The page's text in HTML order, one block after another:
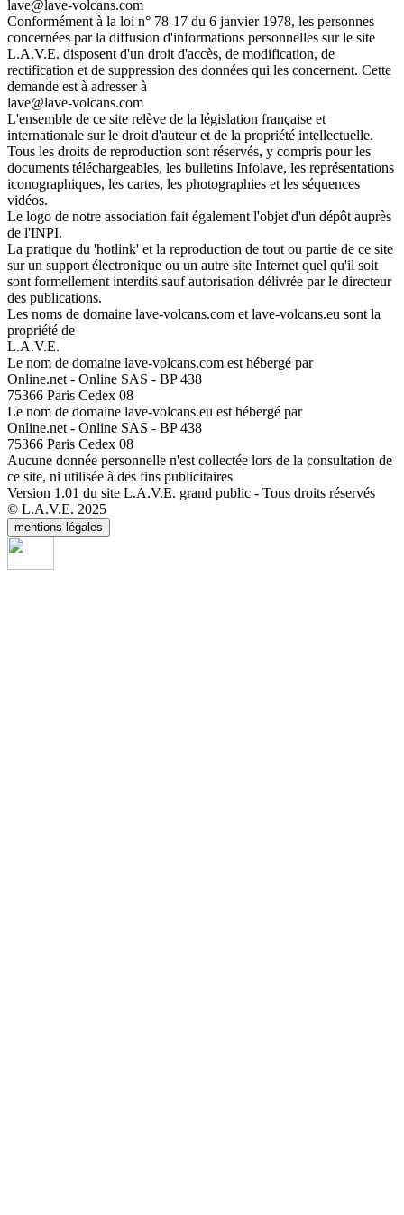
lave@lave-volcans.com
Conformément à la loi n° 78-17 du 6 janvier 1978, les personnes
concernées par la diffusion d'informations personnelles sur le site
L.A.V.E. disposent d'un droit d'accès, de modification, de
rectification et de suppression des données qui les concernent. Cette
demande est à adresser à
lave@lave-volcans.com
L'ensemble de ce site relève de la législation française et
internationale sur le droit d'auteur et de la propriété intellectuelle.
Tous les droits de reproduction sont réservés, y compris pour les
documents téléchargeables, les bulletins Infolave, les représentations
iconographiques, les cartes, les photographies et les séquences
vidéos.
Le logo de notre association fait également l'objet d'un dépôt auprès
de l'INPI.
La pratique du 'hotlink' et la reproduction de tout ou partie de ce site
sur un support électronique ou un autre site Internet quel qu'il soit
sont formellement interdits sauf autorisation délivrée par le directeur
des publications.
Les noms de domaine lave-volcans.com et lave-volcans.eu sont la
propriété de
L.A.V.E.
Le nom de domaine lave-volcans.com est hébergé par
Online.net - Online SAS - BP 438
75366 Paris Cedex 08
Le nom de domaine lave-volcans.eu est hébergé par
Online.net - Online SAS - BP 438
75366 Paris Cedex 08
Aucune donnée personnelle n'est collectée lors de la consultation de
ce site, ni utilisée à des fins publicitaires
Version 1.01 du site L.A.V.E. grand public - Tous droits réservés
© L.A.V.E. 2025
mentions légales